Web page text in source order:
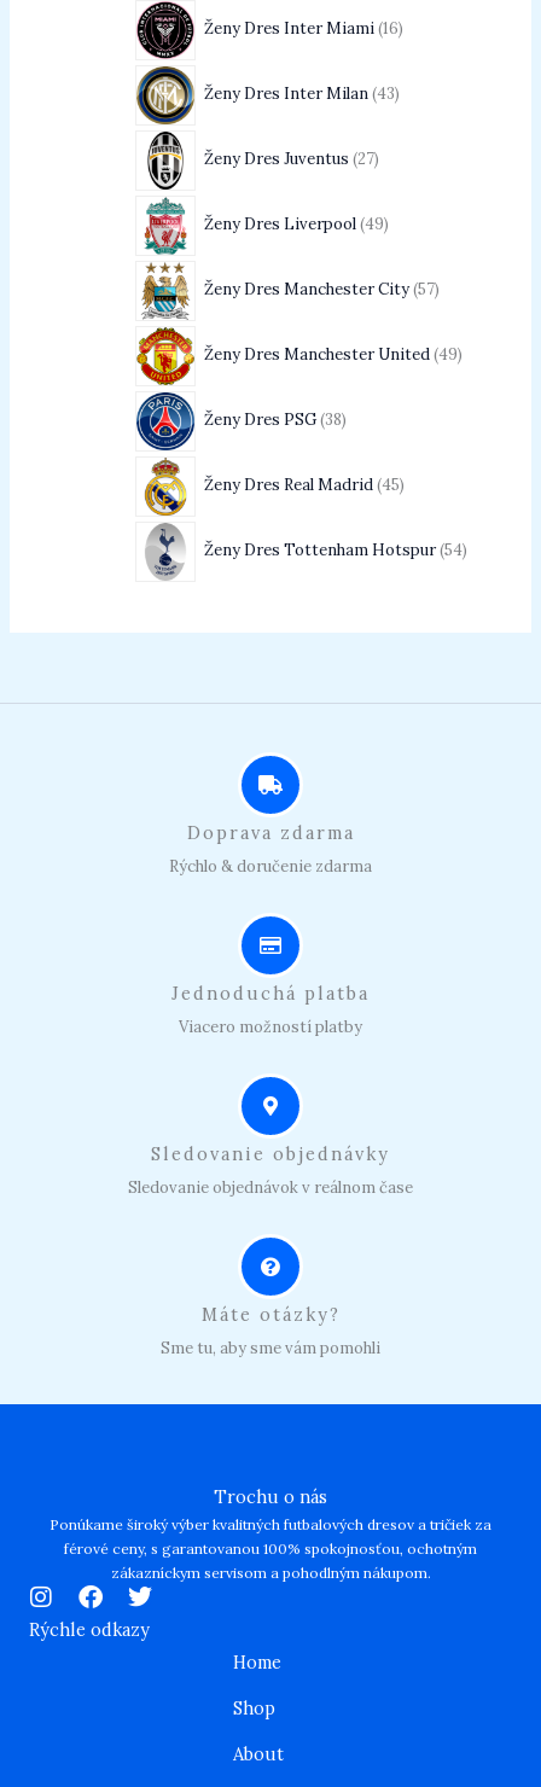
Ženy Dres Inter Miami 16
Ženy Dres Inter Milan 43
Ženy Dres Juventus 27
Ženy Dres Liverpool 49
Ženy Dres Manchester City 57
Ženy Dres Manchester United 49
Ženy Dres PSG 38
Ženy Dres Real Madrid 45
Ženy Dres Tottenham Hotspur 54
Doprava zdarma
Rýchlo & doručenie zdarma
Jednoduchá platba
Viacero možností platby
Sledovanie objednávky
Sledovanie objednávok v reálnom čase
Máte otázky?
Sme tu, aby sme vám pomohli
Trochu o nás
Ponúkame široký výber kvalitných futbalových dresov a tričiek za
férové ceny, s garantovanou 100% spokojnosťou, ochotným
zákazníckym servisom a pohodlným nákupom.
I
n
s
F
a
c
T
w
i
Rýchle odkazy
Home
Shop
About